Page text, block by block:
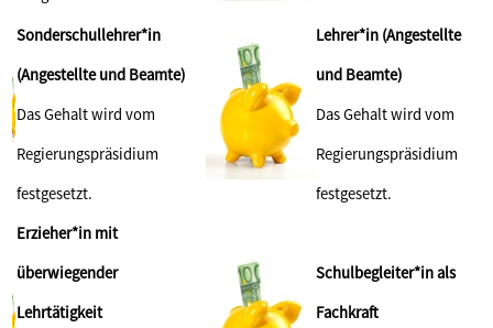
Sonderschullehrer*in
(Angestellte und Beamte)
Das Gehalt wird vom
Regierungspräsidium
festgesetzt.
Lehrer*in (Angestellte
und Beamte)
Das Gehalt wird vom
Regierungspräsidium
festgesetzt.
Erzieher*in mit
überwiegender
Lehrtätigkeit
Schulbegleiter*in als
Fachkraft